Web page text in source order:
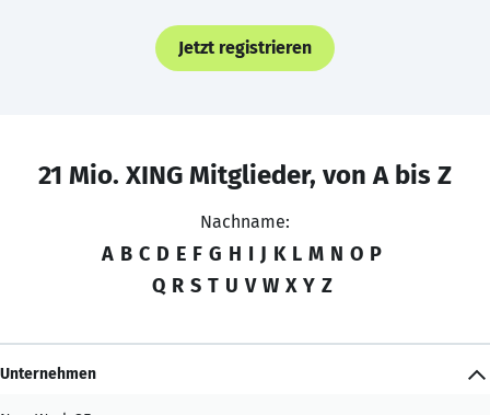
Jetzt registrieren
21 Mio. XING Mitglieder, von A bis Z
Nachname:
A B C D E F G H I J K L M N O P
Q R S T U V W X Y Z
Unternehmen